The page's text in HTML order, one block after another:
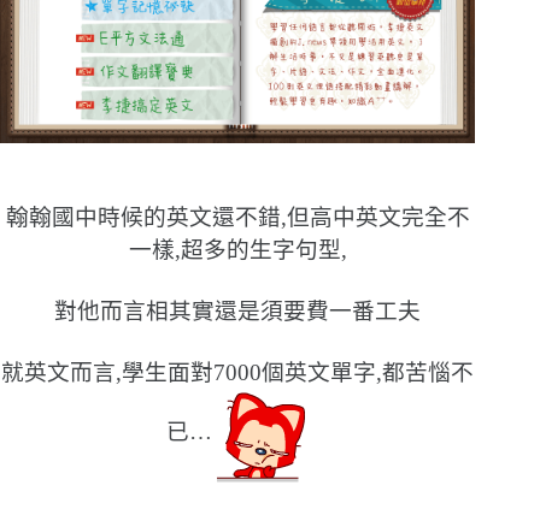
翰翰國中時候的英文還不錯,但高中英文完全不
一樣,超多的生字句型,
對他而言相其實還是須要費一番工夫
就英文而言,學生面對7000個英文單字,都苦惱不
已…